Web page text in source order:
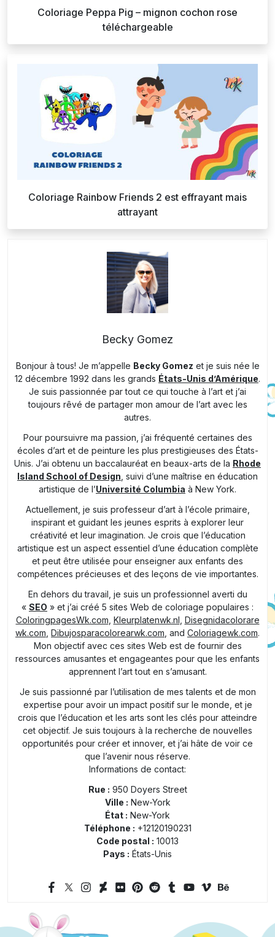
Coloriage Peppa Pig – mignon cochon rose
téléchargeable
Coloriage Rainbow Friends 2 est effrayant mais
attrayant
Becky Gomez
Bonjour à tous! Je m’appelle Becky Gomez et je suis née le
12 décembre 1992 dans les grands États-Unis d’Amérique.
Je suis passionnée par tout ce qui touche à l’art et j’ai
toujours rêvé de partager mon amour de l’art avec les
autres.
Pour poursuivre ma passion, j’ai fréquenté certaines des
écoles d’art et de peinture les plus prestigieuses des États-
Unis. J’ai obtenu un baccalauréat en beaux-arts de la Rhode
Island School of Design , suivi d’une maîtrise en éducation
artistique de l’Université Columbia à New York.
Actuellement, je suis professeur d’art à l’école primaire,
inspirant et guidant les jeunes esprits à explorer leur
créativité et leur imagination. Je crois que l’éducation
artistique est un aspect essentiel d’une éducation complète
et peut être utilisée pour enseigner aux enfants des
compétences précieuses et des leçons de vie importantes.
En dehors du travail, je suis un professionnel averti du
« SEO » et j’ai créé 5 sites Web de coloriage populaires :
ColoringpagesWk.com Kleurplatenwk.nl Disegnidacolorare
wk.com Dibujosparacolorearwk.com , and Coloriagewk.com.
Mon objectif avec ces sites Web est de fournir des
ressources amusantes et engageantes pour que les enfants
apprennent l’art tout en s’amusant.
Je suis passionné par l’utilisation de mes talents et de mon
expertise pour avoir un impact positif sur le monde, et je
crois que l’éducation et les arts sont les clés pour atteindre
cet objectif. Je suis toujours à la recherche de nouvelles
opportunités pour créer et innover, et j’ai hâte de voir ce
que l’avenir nous réserve.
Informations de contact:
Rue : 950 Doyers Street
Ville : New-York
État : New-York
Téléphone : +12120190231
Code postal : 10013
Pays : États-Unis